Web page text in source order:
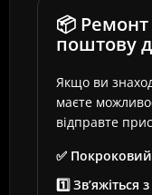
📦 Ремонт
поштову
Якщо ви
маєте
відправте
✅
1️⃣ Зв’яжіться